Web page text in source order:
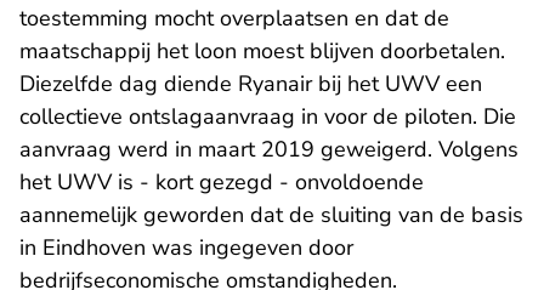
toestemming mocht overplaatsen en dat de
maatschappij het loon moest blijven doorbetalen.
Diezelfde dag diende Ryanair bij het UWV een
collectieve ontslagaanvraag in voor de piloten. Die
aanvraag werd in maart 2019 geweigerd. Volgens
het UWV is - kort gezegd - onvoldoende
aannemelijk geworden dat de sluiting van de basis
in Eindhoven was ingegeven door
bedrijfseconomische omstandigheden.